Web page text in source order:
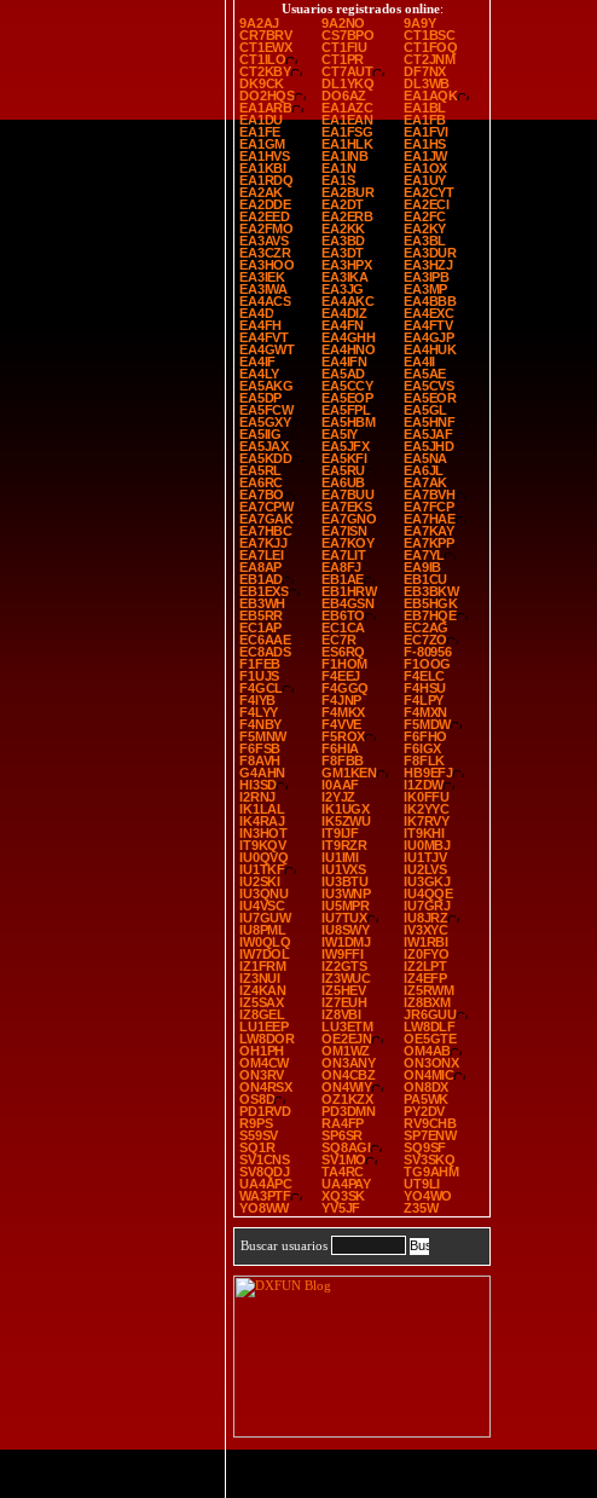
Usuarios registrados online:
9A2AJ
9A2NO
9A9Y
CR7BRV
CS7BPO
CT1BSC
CT1EWX
CT1FIU
CT1FOQ
CT1ILO
CT1PR
CT2JNM
CT2KBY
CT7AUT
DF7NX
DK9CK
DL1YKQ
DL3WB
DO2HQS
DO6AZ
EA1AQK
EA1ARB
EA1AZC
EA1BL
EA1DU
EA1EAN
EA1FB
EA1FE
EA1FSG
EA1FVI
EA1GM
EA1HLK
EA1HS
EA1HVS
EA1INB
EA1JW
EA1KBI
EA1N
EA1OX
EA1RDQ
EA1S
EA1UY
EA2AK
EA2BUR
EA2CYT
EA2DDE
EA2DT
EA2ECI
EA2EED
EA2ERB
EA2FC
EA2FMO
EA2KK
EA2KY
EA3AVS
EA3BD
EA3BL
EA3CZR
EA3DT
EA3DUR
EA3HOO
EA3HPX
EA3HZJ
EA3IEK
EA3IKA
EA3IPB
EA3IWA
EA3JG
EA3MP
EA4ACS
EA4AKC
EA4BBB
EA4D
EA4DIZ
EA4EXC
EA4FH
EA4FN
EA4FTV
EA4FVT
EA4GHH
EA4GJP
EA4GWT
EA4HNO
EA4HUK
EA4IF
EA4IFN
EA4II
EA4LY
EA5AD
EA5AE
EA5AKG
EA5CCY
EA5CVS
EA5DP
EA5EOP
EA5EOR
EA5FCW
EA5FPL
EA5GL
EA5GXY
EA5HBM
EA5HNF
EA5IIG
EA5IY
EA5JAF
EA5JAX
EA5JFX
EA5JHD
EA5KDD
EA5KFI
EA5NA
EA5RL
EA5RU
EA6JL
EA6RC
EA6UB
EA7AK
EA7BO
EA7BUU
EA7BVH
EA7CPW
EA7EKS
EA7FCP
EA7GAK
EA7GNO
EA7HAE
EA7HBC
EA7ISN
EA7KAY
EA7KJJ
EA7KOY
EA7KPP
EA7LEI
EA7LIT
EA7YL
EA8AP
EA8FJ
EA9IB
EB1AD
EB1AE
EB1CU
EB1EXS
EB1HRW
EB3BKW
EB3WH
EB4GSN
EB5HGK
EB5RR
EB6TO
EB7HQE
EC1AP
EC1CA
EC2AG
EC6AAE
EC7R
EC7ZO
EC8ADS
ES6RQ
F-80956
F1FEB
F1HOM
F1OOG
F1UJS
F4EEJ
F4ELC
F4GCL
F4GGQ
F4HSU
F4IYB
F4JNP
F4LPY
F4LYY
F4MKX
F4MXN
F4NBY
F4VVE
F5MDW
F5MNW
F5ROX
F6FHO
F6FSB
F6HIA
F6IGX
F8AVH
F8FBB
F8FLK
G4AHN
GM1KEN
HB9EFJ
HI3SD
I0AAF
I1ZDW
I2RNJ
I2YJZ
IK0FFU
IK1LAL
IK1UGX
IK2YYC
IK4RAJ
IK5ZWU
IK7RVY
IN3HOT
IT9IJF
IT9KHI
IT9KQV
IT9RZR
IU0MBJ
IU0QVQ
IU1IMI
IU1TJV
IU1TKF
IU1VXS
IU2LVS
IU2SKI
IU3BTU
IU3GKJ
IU3QNU
IU3WNP
IU4QQE
IU4VSC
IU5MPR
IU7GRJ
IU7GUW
IU7TUX
IU8JRZ
IU8PML
IU8SWY
IV3XYC
IW0QLQ
IW1DMJ
IW1RBI
IW7DOL
IW9FFI
IZ0FYO
IZ1FRM
IZ2GTS
IZ2LPT
IZ3NUI
IZ3WUC
IZ4EFP
IZ4KAN
IZ5HEV
IZ5RWM
IZ5SAX
IZ7EUH
IZ8BXM
IZ8GEL
IZ8VBI
JR6GUU
LU1EEP
LU3ETM
LW8DLF
LW8DOR
OE2EJN
OE5GTE
OH1PH
OM1WZ
OM4AB
OM4CW
ON3ANY
ON3ONX
ON3RV
ON4CBZ
ON4MIC
ON4RSX
ON4WIY
ON8DX
OS8D
OZ1KZX
PA5WK
PD1RVD
PD3DMN
PY2DV
R9PS
RA4FP
RV9CHB
S59SV
SP6SR
SP7ENW
SQ1R
SQ8AGI
SQ9SF
SV1CNS
SV1MO
SV3SKQ
SV8QDJ
TA4RC
TG9AHM
UA4APC
UA4PAY
UT9LI
WA3PTF
XQ3SK
YO4WO
YO8WW
YV5JF Z35W
Buscar usuarios